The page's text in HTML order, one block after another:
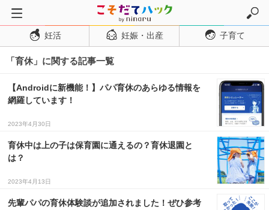
トップページ
妊活
妊娠超初期
妊娠初期
妊娠中期
出産
子育て・育児
妊活 妊娠・出産 子育て
「育休」に関する記事一覧
【Androidに新機能！】パパ育休のあらゆる情報を
網羅しています！
2023年4月30日
育休中は上の子は保育園に通えるの？育休退園と
は？
2023年4月13日
先輩パパの育休体験談が追加されました！ぜひ参考